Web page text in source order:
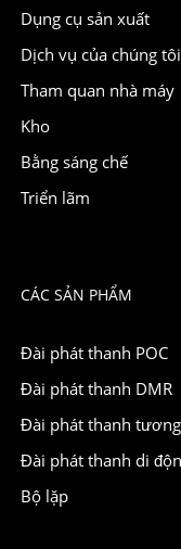
Dụng cụ sản xuất
Dịch vụ của chúng tôi
Tham quan nhà máy
Kho
Bằng sáng chế
Triển lãm
CÁC SẢN PHẨM
Đài phát thanh POC
Đài phát thanh DMR
Đài phát thanh
Đài phát thanh di
Bộ lặp